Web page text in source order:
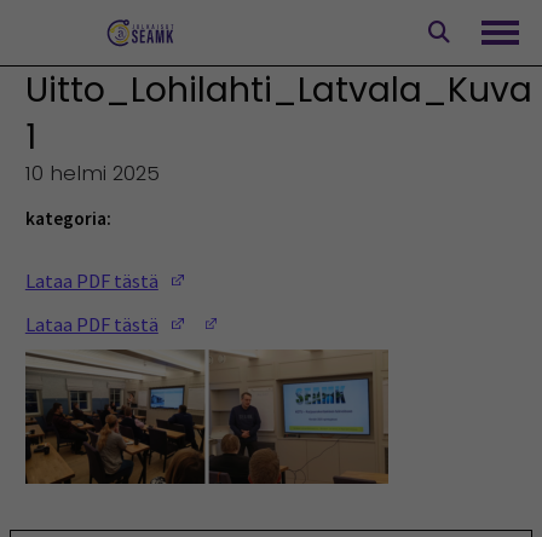
Uitto_Lohilahti_Latvala_Kuva
1
10 helmi 2025
kategoria:
Lataa PDF tästä
Lataa PDF tästä
(Opens in a new window)